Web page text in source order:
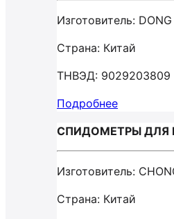
Изготовитель:
Страна: Китай
ТНВЭД: 9029203809
Подробнее
СПИДОМЕТРЫ ДЛЯ
Изготовитель:
Страна: Китай